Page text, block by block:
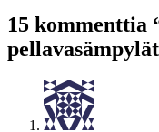
15 kommenttia